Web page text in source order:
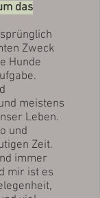
das
Zweck
Hunde
meistens
Leben.
und
Zeit.
immer
mir ist es